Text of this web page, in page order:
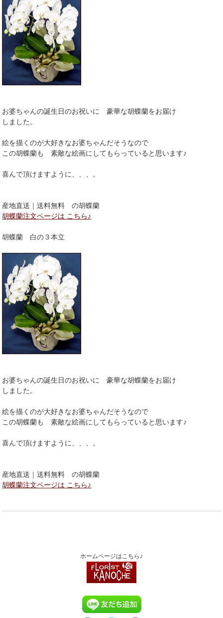
お婆ちゃんの誕生日のお祝いに 豪華な胡蝶蘭をお届け
しました。
絵を描くのが大好きなお婆ちゃんだそうなので
この胡蝶蘭も 素敵な絵画にしてもらっていると思います♪
喜んで頂けますように、、、。
産地直送｜送料無料 の胡蝶蘭
胡蝶蘭注文ページは こちら♪
胡蝶蘭 白の３本立
お婆ちゃんの誕生日のお祝いに 豪華な胡蝶蘭をお届け
しました。
絵を描くのが大好きなお婆ちゃんだそうなので
この胡蝶蘭も 素敵な絵画にしてもらっていると思います♪
喜んで頂けますように、、、。
産地直送｜送料無料 の胡蝶蘭
胡蝶蘭注文ページは こちら♪
ホームページはこちら♪